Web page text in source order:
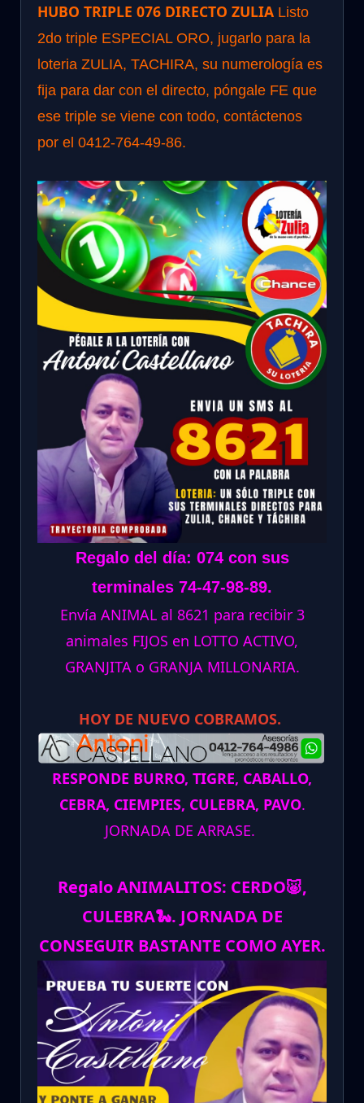
HUBO TRIPLE 076 DIRECTO ZULIA Listo
2do triple ESPECIAL ORO, jugarlo para la
loteria ZULIA, TACHIRA, su numerología es
fija para dar con el directo, póngale FE que
ese triple se viene con todo, contáctenos
por el 0412-764-49-86.
Regalo del día: 074 con sus
terminales 74-47-98-89.
Envía ANIMAL al 8621 para recibir 3
animales FIJOS en LOTTO ACTIVO,
GRANJITA o GRANJA MILLONARIA.
HOY DE NUEVO COBRAMOS.
RESPONDE BURRO, TIGRE, CABALLO,
CEBRA, CIEMPIES, CULEBRA, PAVO.
JORNADA DE ARRASE.
Regalo ANIMALITOS: CERDO🐷,
CULEBRA🐍. JORNADA DE
CONSEGUIR BASTANTE COMO AYER.